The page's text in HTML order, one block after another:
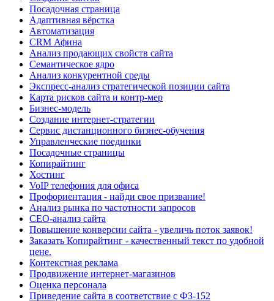
Посадочная страница
Адаптивная вёрстка
Автоматизация
CRM Афина
Анализ продающих свойств сайта
Семантическое ядро
Анализ конкурентной среды
Экспресс-анализ стратегической позиции сайта
Карта рисков сайта и контр-мер
Бизнес-модель
Создание интернет-стратегии
Сервис дистанционного бизнес-обучения
Управленческие поединки
Посадочные страницы
Копирайтинг
Хостинг
VoIP телефония для офиса
Профориентация - найди свое призвание!
Анализ рынка по частотности запросов
СЕО-анализ сайта
Повышение конверсии сайта - увеличь поток заявок!
Заказать Копирайтинг - качественный текст по удобной
цене.
Контекстная реклама
Продвижение интернет-магазинов
Оценка персонала
Приведение сайта в соответствие с ФЗ-152